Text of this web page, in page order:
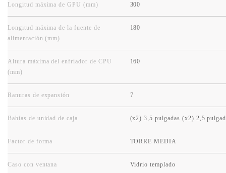
Longitud máxima de GPU (mm) 300
Longitud máxima de la fuente de
alimentación (mm)
180
Altura máxima del enfriador de CPU
(mm)
160
Ranuras de expansión 7
Bahías de unidad de caja (x2) 3,5 pulgadas (x2) 2,5
Factor de forma TORRE MEDIA
Caso con ventana Vidrio templado